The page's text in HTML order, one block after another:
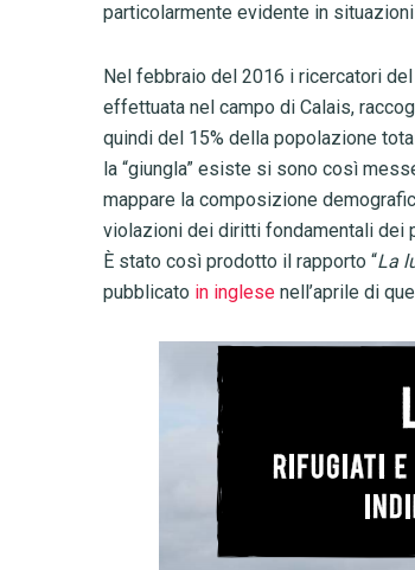
particolarmente evidente in
Nel febbraio del 2016 i ricercatori
effettuata nel campo di Calais,
quindi del 15% della popolazione
la “giungla” esiste si sono così
mappare la composizione
violazioni dei diritti fondamentali dei
È stato così prodotto il rapporto “La
pubblicato in inglese nell’aprile di